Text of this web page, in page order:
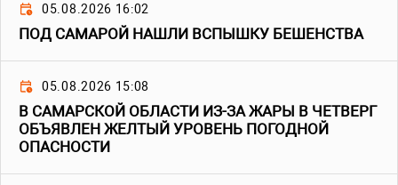
05.08.2026 16:02
ПОД САМАРОЙ НАШЛИ ВСПЫШКУ БЕШЕНСТВА
05.08.2026 15:08
В САМАРСКОЙ ОБЛАСТИ ИЗ-ЗА ЖАРЫ В ЧЕТВЕРГ
ОБЪЯВЛЕН ЖЕЛТЫЙ УРОВЕНЬ ПОГОДНОЙ
ОПАСНОСТИ